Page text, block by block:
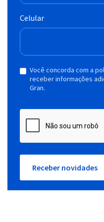
Celular
Você concorda com a
receber informações
Gran.
Receber novidades